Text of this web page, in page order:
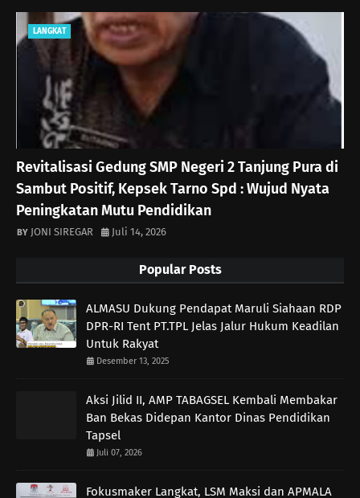
LANGKAT
Revitalisasi Gedung SMP Negeri 2 Tanjung Pura di
Sambut Positif, Kepsek Tarno Spd : Wujud Nyata
Peningkatan Mutu Pendidikan
JONI SIREGAR Juli 14, 2026
Popular Posts
ALMASU Dukung Pendapat Maruli Siahaan RDP
DPR-RI Tent PT.TPL Jelas Jalur Hukum Keadilan
Untuk Rakyat
Desember 13, 2025
Aksi Jilid II, AMP TABAGSEL Kembali Membakar
Ban Bekas Didepan Kantor Dinas Pendidikan
Tapsel
Juli 07, 2026
Fokusmaker Langkat, LSM Maksi dan APMALA